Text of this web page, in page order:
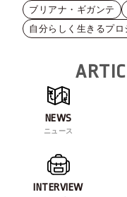
ブリアナ・ギガンテ
自分らしく生きるプロ
NEWS
ニュース
INTERVIEW